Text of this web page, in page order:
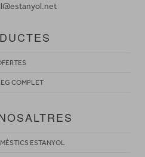
COMPLET
ESTANYOL